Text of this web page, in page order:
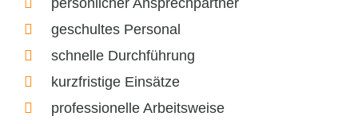
persönlicher Ansprechpartner
geschultes Personal
schnelle Durchführung
kurzfristige Einsätze
professionelle Arbeitsweise